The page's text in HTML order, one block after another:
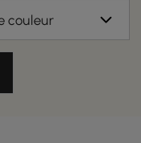
couleur